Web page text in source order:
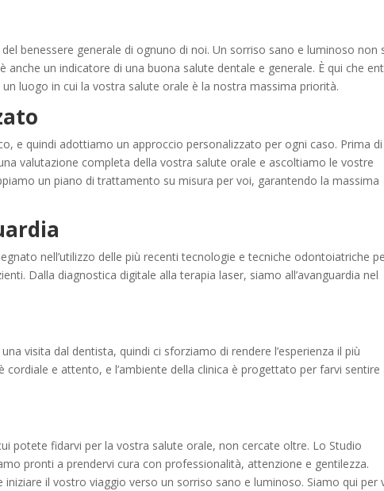
benessere generale di ognuno di noi. Un sorriso sano e luminoso non
un indicatore di una buona salute dentale e generale. È qui che
luogo in cui la vostra salute orale è la nostra massima priorità.
e quindi adottiamo un approccio personalizzato per ogni caso. Prima di
valutazione completa della vostra salute orale e ascoltiamo le vostre
un piano di trattamento su misura per voi, garantendo la massima
nell’utilizzo delle più recenti tecnologie e tecniche odontoiatriche
Dalla diagnostica digitale alla terapia laser, siamo all’avanguardia nel
visita dal dentista, quindi ci sforziamo di rendere l’esperienza il più
e attento, e l’ambiente della clinica è progettato per farvi sentire
potete fidarvi per la vostra salute orale, non cercate oltre. Lo Studio
pronti a prendervi cura con professionalità, attenzione e gentilezza.
il vostro viaggio verso un sorriso sano e luminoso. Siamo qui per